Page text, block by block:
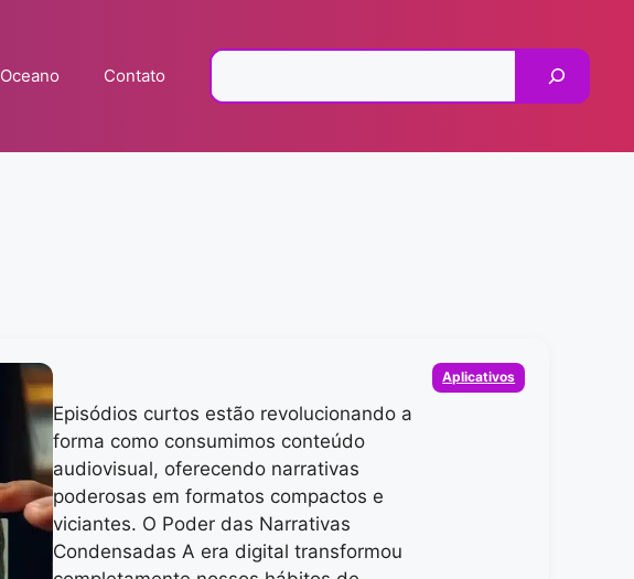
Oceano Contato
Episódios curtos estão revolucionando a
forma como consumimos conteúdo
audiovisual, oferecendo narrativas
poderosas em formatos compactos e
viciantes. O Poder das Narrativas
Condensadas A era digital transformou
Categorias
Aplicativos